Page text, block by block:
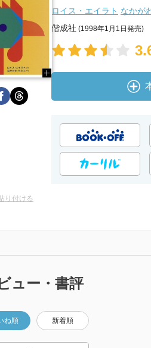
ロイス・エイラト なかが
偕成社 (1998年1月1日発売)
り付ける
ュー・書評
ね順 新着順